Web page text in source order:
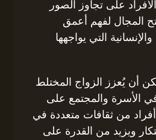
على تجاوز الصور
المجال لفهم أعمق
التي يواجهها
أن يُعزز الزواج المختلط
في الأسرة والمجتمع على
من ثقافات متعددة في
ويزيد من القدرة على